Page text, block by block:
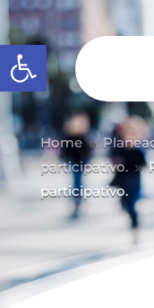
Abrir barra de
Home 9
participativo. 9
participativo.